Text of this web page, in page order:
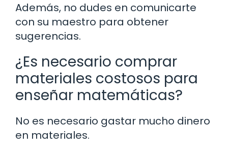
Además, no dudes en comunicarte
con su maestro para obtener
sugerencias.
¿Es necesario comprar
materiales costosos para
enseñar matemáticas?
No es necesario gastar mucho dinero
en materiales.